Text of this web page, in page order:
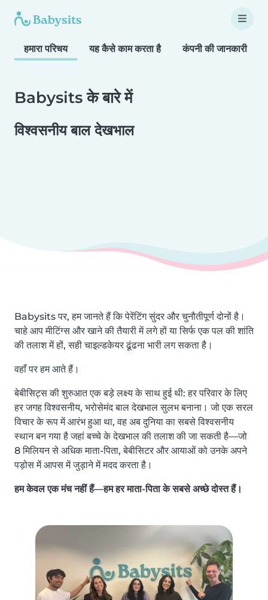
हमारा परिचय यह कैसे काम करता है कंपनी की जानकारी
Babysits के बारे में
विश्वसनीय बाल देखभाल
Babysits पर, हम जानते हैं कि पेरेंटिंग सुंदर और चुनौतीपूर्ण दोनों है।
चाहे आप मीटिंग्स और खाने की तैयारी में लगे हों या सिर्फ एक पल की शांति
की तलाश में हों, सही चाइल्डकेयर ढूंढना भारी लग सकता है।
वहाँ पर हम आते हैं।
बेबीसिट्स की शुरुआत एक बड़े लक्ष्य के साथ हुई थी: हर परिवार के लिए
हर जगह विश्वसनीय, भरोसेमंद बाल देखभाल सुलभ बनाना। जो एक सरल
विचार के रूप में आरंभ हुआ था, वह अब दुनिया का सबसे विश्वसनीय
स्थान बन गया है जहां बच्चे के देखभाल की तलाश की जा सकती है—जो
8 मिलियन से अधिक माता-पिता, बेबीसिटर और आयाओं को उनके अपने
पड़ोस में आपस में जुड़ाने में मदद करता है।
हम केवल एक मंच नहीं हैं—हम हर माता-पिता के सबसे अच्छे दोस्त हैं।